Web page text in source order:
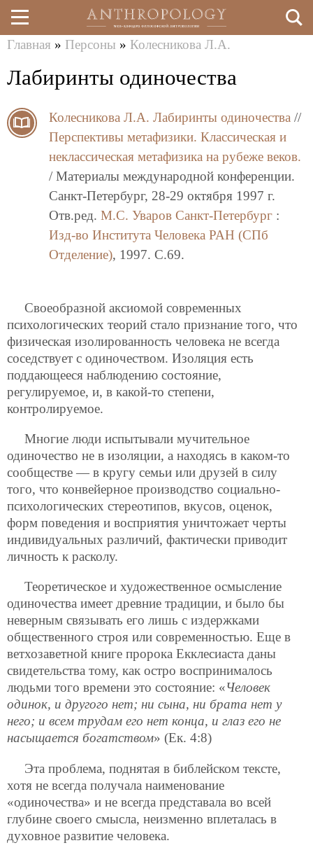
Перейти
к
здесь
Главная » Персоны » Колесникова Л.А.
Лабиринты одиночества
Колесникова Л.А. Лабиринты одиночества //
Перспективы метафизики. Классическая и
неклассическая метафизика на рубеже веков.
/ Материалы международной конференции.
Санкт-Петербург, 28-29 октября 1997 г.
Отв.ред. М.С. Уваров Санкт-Петербург :
Изд-во Института Человека РАН (СПб
Отделение), 1997. C.69.
Своеобразной аксиомой современных
психологических теорий стало признание того, что
физическая изолированность человека не всегда
соседствует с одиночеством. Изоляция есть
поддающееся наблюдению состояние,
регулируемое, и, в какой-то степени,
контролируемое.
Многие люди испытывали мучительное
одиночество не в изоляции, а находясь в каком-то
сообществе — в кругу семьи или друзей в силу
того, что конвейерное производство социально-
психологических стереотипов, вкусов, оценок,
форм поведения и восприятия уничтожает черты
индивидуальных различий, фактически приводит
личность к расколу.
Теоретическое и художественное осмысление
одиночества имеет древние традиции, и было бы
неверным связывать его лишь с издержками
общественного строя или современностью. Еще в
ветхозаветной книге пророка Екклесиаста даны
свидетельства тому, как остро воспринималось
людьми того времени это состояние: «Человек
одинок, и другого нет; ни сына, ни брата нет у
него; и всем трудам его нет конца, и глаз его не
насыщается богатством» (Ек. 4:8)
Эта проблема, поднятая в библейском тексте,
хотя не всегда получала наименование
«одиночества» и не всегда представала во всей
глубине своего смысла, неизменно вплеталась в
духовное развитие человека.